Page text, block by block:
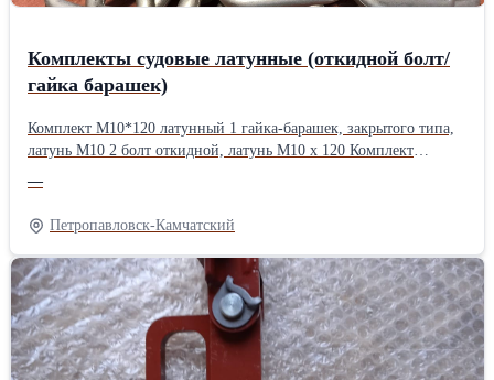
Комплекты судовые латунные (откидной болт/
гайка барашек)
Комплект М10*120 латунный 1 гайка-барашек, закрытого типа,
латунь М10 2 болт откидной, латунь М10 х 120 Комплект
2 болт откидной, латунь М12 х 85 Комплект М14*100 латунный
1 гайка-барашек, закрытого типа, латунь М14 2 болт откидной,
латунь М14 х 100 Комплект М16*95 латунный 1 гайка-барашек,
закрытого типа, латунь М16 2 болт откидной, латунь М16 х 110
Комплект М16*120 латунный 1 гайка-барашек, закрытого типа,
латунь М16 2 болт откидной, латунь М16х 120 гайки и болты
можно приобрести по отдельности доставка любой ТК в
регионы.
—
Петропавловск-Камчатский